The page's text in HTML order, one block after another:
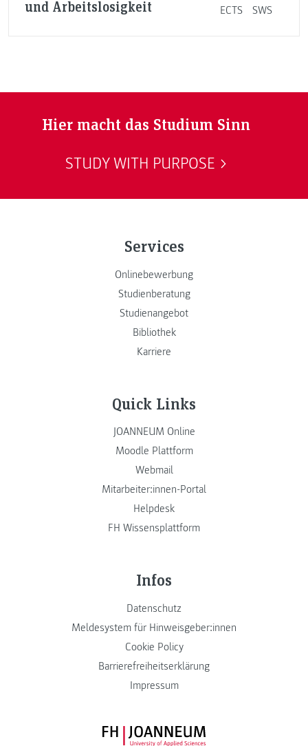
und Arbeitslosigkeit
ECTS SWS
Hier macht das Studium Sinn
STUDY WITH PURPOSE
Services
Onlinebewerbung
Studienberatung
Studienangebot
Bibliothek
Karriere
Quick Links
JOANNEUM Online
Moodle Plattform
Webmail
Mitarbeiter:innen-Portal
Helpdesk
FH Wissensplattform
Infos
Datenschutz
Meldesystem für Hinweisgeber:innen
Cookie Policy
Barrierefreiheitserklärung
Impressum
FH JOANNEUM Logo